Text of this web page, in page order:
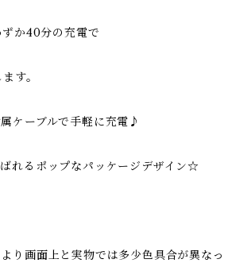
か40分の充電で
す。
ケーブルで手軽に充電♪
れるポップなパッケージデザイン☆
り画面上と実物では多少色具合が異なっ